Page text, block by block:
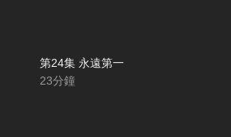
第24集 永遠第一
23分鐘